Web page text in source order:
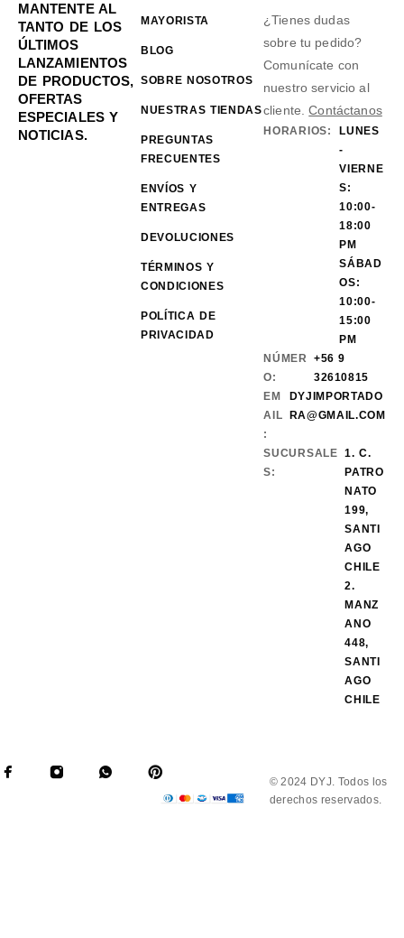
MANTENTE AL
TANTO DE LOS
ÚLTIMOS
LANZAMIENTOS
DE PRODUCTOS,
OFERTAS
ESPECIALES Y
NOTICIAS.
MAYORISTA
BLOG
SOBRE NOSOTROS
NUESTRAS TIENDAS
PREGUNTAS
FRECUENTES
ENVÍOS Y
ENTREGAS
DEVOLUCIONES
TÉRMINOS Y
CONDICIONES
POLÍTICA DE
PRIVACIDAD
¿Tienes dudas
sobre tu pedido?
Comunícate con
nuestro servicio al
cliente.Contáctanos
HORARIOS:
LUNES
-
VIERNE
S:
10:00-
18:00
PM
SÁBAD
OS:
10:00-
15:00
PM
NÚMER
O:
+56 9
32610815
EM
AIL
:
DYJIMPORTADO
RA@GMAIL.COM
SUCURSALE
S:
1. C.
PATRO
NATO
199,
SANTI
AGO
CHILE
2.
MANZ
ANO
448,
SANTI
AGO
CHILE
© 2024 DYJ. Todos los
derechos reservados.